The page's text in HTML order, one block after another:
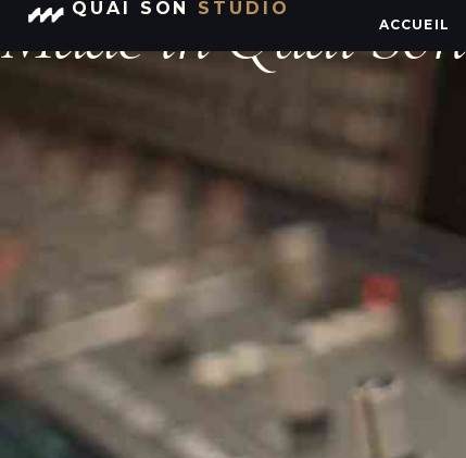
QUAI SON STUDIO
ACCUEIL
Made in Quai Son